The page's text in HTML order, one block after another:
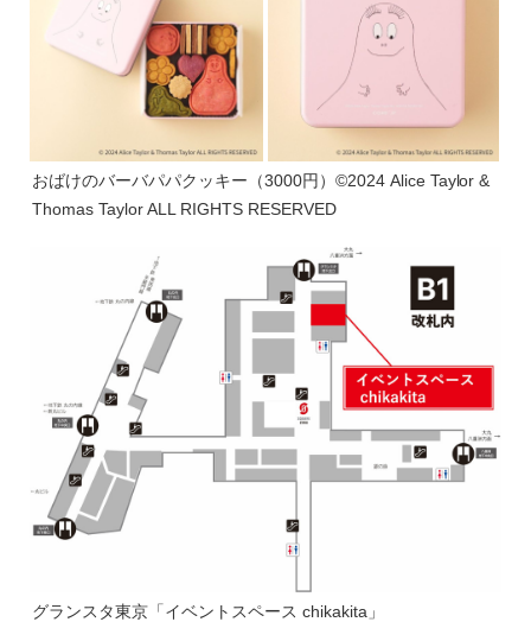
おばけのバーバパパクッキー（3000円）©2024 Alice Taylor &
Thomas Taylor ALL RIGHTS RESERVED
グランスタ東京「イベントスペース chikakita」